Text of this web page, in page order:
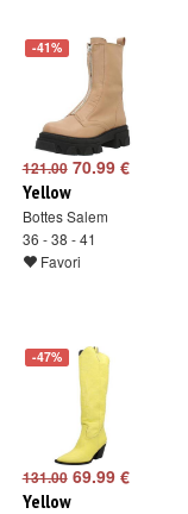
-41%
121.0070.99 €
Yellow
Bottes Salem
36 - 38 - 41
Favori
-47%
131.0069.99 €
Yellow